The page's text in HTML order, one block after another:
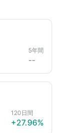
5年間
--
120日間
+27.96%